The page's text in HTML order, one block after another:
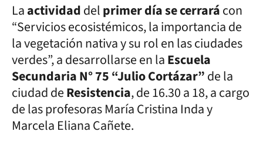
Laactividaddelprimer día se cerrarácon
“Servicios ecosistémicos, la importancia de
la vegetación nativa y su rol en las ciudades
verdes”, a desarrollarse en laEscuela
Secundaria N° 75 “Julio Cortázar”de la
ciudad deResistencia, de 16.30 a 18, a cargo
de las profesoras María Cristina Inda y
Marcela Eliana Cañete.